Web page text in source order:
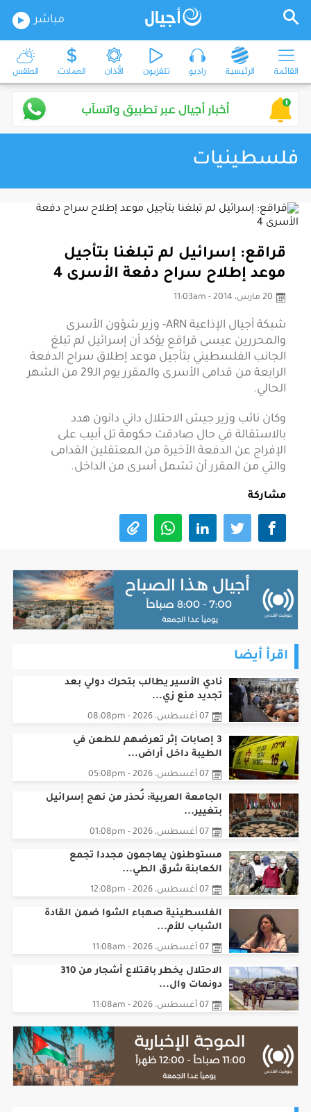
مباشر
القائمة الرئيسية راديو تلفزيون الأذان العملات الطقس
فلسطينيات
قراقع: إسرائيل لم تبلغنا بتأجيل
موعد إطلاح سراح دفعة الأسرى 4
20 مارس، 2014 - 11:03am
شبكة أجيال الإذاعية ARN- وزير شؤون الأسرى
والمحررين عيسى قراقع يؤكد أن إسرائيل لم تبلغ
الجانب الفلسطيني بتأجيل موعد إطلاق سراح الدفعة
الرابعة من قدامى الأسرى والمقرر يوم الـ29 من الشهر
الحالي.
وكان نائب وزير جيش الاحتلال داني دانون هدد
بالاستقالة في حال صادقت حكومة تل أبيب على
الإفراج عن الدفعة الأخيرة من المعتقلين القدامى
والتي من المقرر أن تشمل أسرى من الداخل.
مشاركة
اقرأ أيضا
نادي الأسير يطالب بتحرك دولي بعد
تجديد منع زي...
07 أغسطس، 2026 - 08:08pm
3 إصابات إثر تعرضهم للطعن في
الطيبة داخل أراض...
07 أغسطس، 2026 - 05:08pm
الجامعة العربية: نُحذر من نهج إسرائيل
بتغيير...
07 أغسطس، 2026 - 01:08pm
مستوطنون يهاجمون مجددا تجمع
الكعابنة شرق الطي...
07 أغسطس، 2026 - 12:08pm
الفلسطينية صهباء الشوا ضمن القادة
الشباب للأم...
07 أغسطس، 2026 - 11:08am
الاحتلال يخطر باقتلاع أشجار من 310
دونمات وال...
07 أغسطس، 2026 - 11:08am